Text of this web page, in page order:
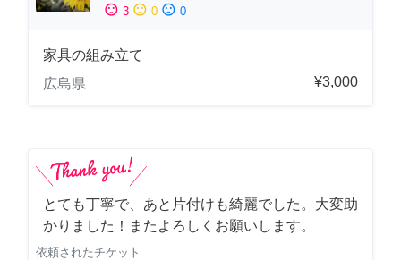
sentiment_satisfied 3 sentiment_neutral 0 sentiment_dissatisfied 0
家具の組み立て
広島県
¥3,000
とても丁寧で、あと片付けも綺麗でした。大変助
かりました！またよろしくお願いします。
依頼されたチケット